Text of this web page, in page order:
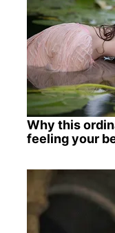
Why this
feeling your